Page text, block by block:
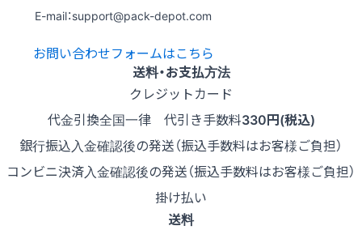
E-mail：support@pack-depot.com
お問い合わせフォームはこちら
送料・お支払方法
クレジットカード
代金引換全国一律 代引き手数料330円(税込)
銀行振込入金確認後の発送（振込手数料はお客様ご負担）
コンビニ決済入金確認後の発送（振込手数料はお客様ご負担）
掛け払い
送料